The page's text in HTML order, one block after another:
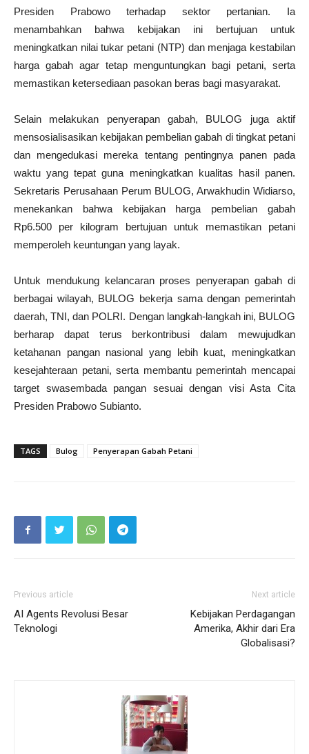
Presiden Prabowo terhadap sektor pertanian. Ia
menambahkan bahwa kebijakan ini bertujuan untuk
meningkatkan nilai tukar petani (NTP) dan menjaga kestabilan
harga gabah agar tetap menguntungkan bagi petani, serta
memastikan ketersediaan pasokan beras bagi masyarakat.
Selain melakukan penyerapan gabah, BULOG juga aktif
mensosialisasikan kebijakan pembelian gabah di tingkat petani
dan mengedukasi mereka tentang pentingnya panen pada
waktu yang tepat guna meningkatkan kualitas hasil panen.
Sekretaris Perusahaan Perum BULOG, Arwakhudin Widiarso,
menekankan bahwa kebijakan harga pembelian gabah
Rp6.500 per kilogram bertujuan untuk memastikan petani
memperoleh keuntungan yang layak.
Untuk mendukung kelancaran proses penyerapan gabah di
berbagai wilayah, BULOG bekerja sama dengan pemerintah
daerah, TNI, dan POLRI. Dengan langkah-langkah ini, BULOG
berharap dapat terus berkontribusi dalam mewujudkan
ketahanan pangan nasional yang lebih kuat, meningkatkan
kesejahteraan petani, serta membantu pemerintah mencapai
target swasembada pangan sesuai dengan visi Asta Cita
Presiden Prabowo Subianto.
TAGS Bulog Penyerapan Gabah Petani
Previous article
AI Agents Revolusi Besar
Teknologi
Next article
Kebijakan Perdagangan
Amerika, Akhir dari Era
Globalisasi?